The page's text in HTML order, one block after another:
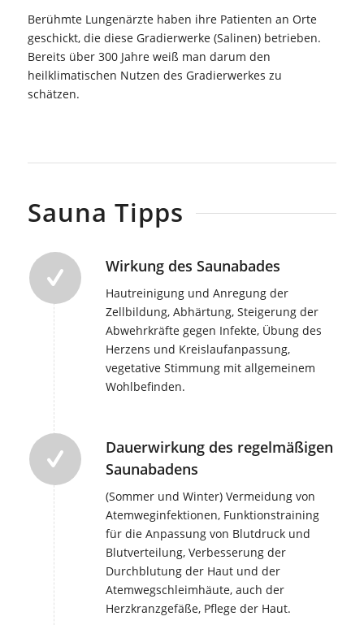
Berühmte Lungenärzte haben ihre Patienten an Orte
geschickt, die diese Gradierwerke (Salinen) betrieben.
Bereits über 300 Jahre weiß man darum den
heilklimatischen Nutzen des Gradierwerkes zu
schätzen.
Sauna Tipps
Wirkung des Saunabades
Hautreinigung und Anregung der
Zellbildung, Abhärtung, Steigerung der
Abwehrkräfte gegen Infekte, Übung des
Herzens und Kreislaufanpassung,
vegetative Stimmung mit allgemeinem
Wohlbefinden.
Dauerwirkung des regelmäßigen
Saunabadens
(Sommer und Winter) Vermeidung von
Atemweginfektionen, Funktionstraining
für die Anpassung von Blutdruck und
Blutverteilung, Verbesserung der
Durchblutung der Haut und der
Atemwegschleimhäute, auch der
Herzkranzgefäße, Pflege der Haut.